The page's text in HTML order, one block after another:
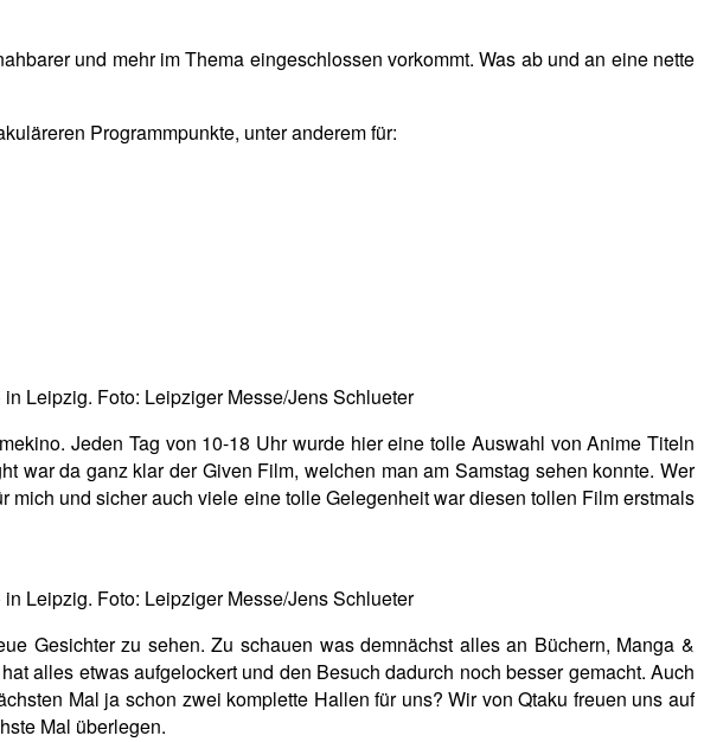
und mehr im Thema eingeschlossen vorkommt. Was ab und an eine nette
Programmpunkte, unter anderem für:
Leipzig. Foto: Leipziger Messe/Jens Schlueter
Jeden Tag von 10-18 Uhr wurde hier eine tolle Auswahl von Anime Titeln
war da ganz klar der Given Film, welchen man am Samstag sehen konnte. Wer
und sicher auch viele eine tolle Gelegenheit war diesen tollen Film erstmals
Leipzig. Foto: Leipziger Messe/Jens Schlueter
Gesichter zu sehen. Zu schauen was demnächst alles an Büchern, Manga &
alles etwas aufgelockert und den Besuch dadurch noch besser gemacht. Auch
Mal ja schon zwei komplette Hallen für uns? Wir von Qtaku freuen uns auf
Mal überlegen.